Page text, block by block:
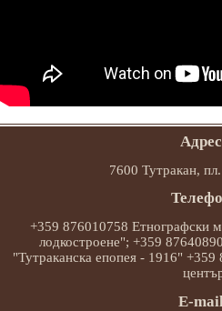
7600 Тутракан,
+359 876010758 Етнографски
лодкостроене"; +359
"Тутраканска епопея - 1916"
E-